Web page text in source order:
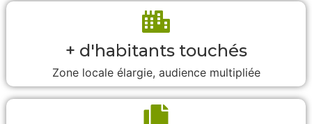
+ d'habitants touchés
Zone locale élargie, audience multipliée